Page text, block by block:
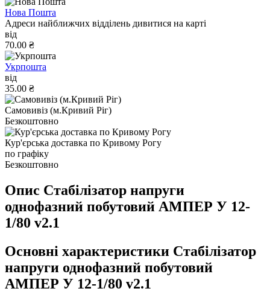
Нова Пошта
Адреси найближчих відділень дивитися на карті
від
70.00 ₴
Укрпошта
від
35.00 ₴
Самовивіз (м.Кривий Ріг)
Безкоштовно
Кур'єрська доставка по Кривому Рогу
по графіку
Безкоштовно
Опис Стабілізатор напруги
однофазний побутовий АМПЕР У 12-
1/80 v2.1
Основні характеристики Стабілізатор
напруги однофазний побутовий
АМПЕР У 12-1/80 v2.1